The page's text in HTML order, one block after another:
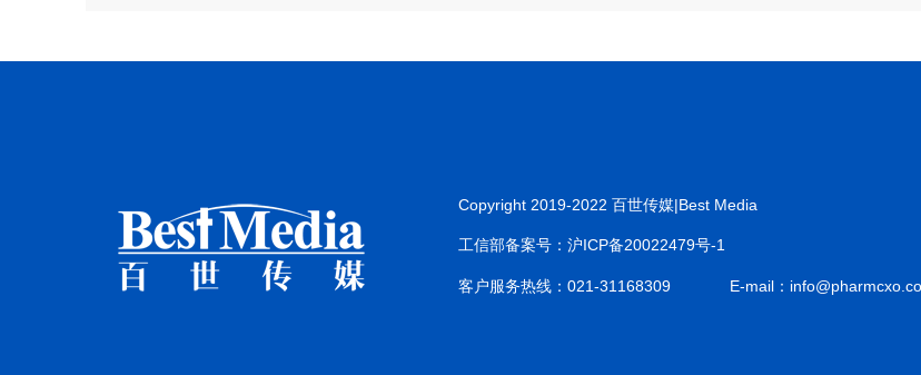
Copyright 2019-2022 百世传媒|Best Media
工信部备案号：沪ICP备20022479号-1
客户服务热线：021-31168309
E-mail：